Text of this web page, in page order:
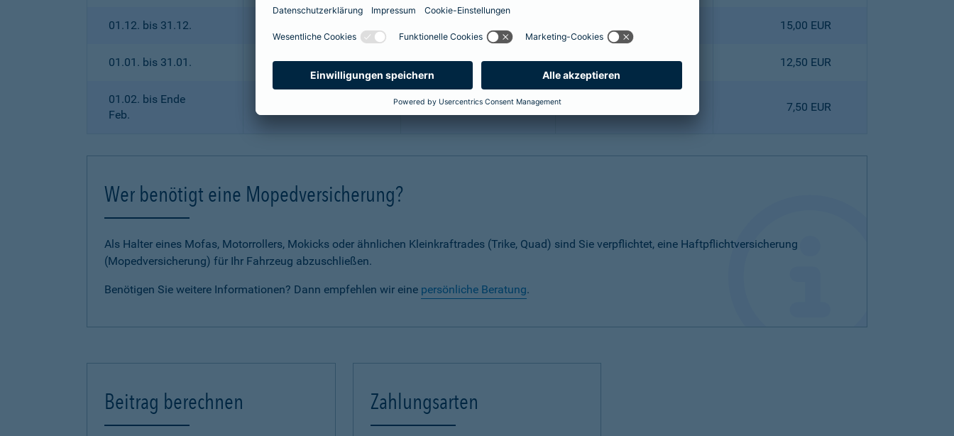
01.12. bis 31.12. 15,00 EUR
01.01. bis 31.01. 21,45 EUR 14,85 EUR 18,10 EUR 12,50 EUR
01.02. bis Ende
Feb.
8,91 EUR 7,50 EUR
Wer benötigt eine Mopedversicherung?
Als Halter eines Mofas, Motorrollers, Mokicks oder ähnlichen Kleinkraftrades (Trike, Quad) sind Sie verpflichtet, eine Haftpflichtversicherung
(Mopedversicherung) für Ihr Fahrzeug abzuschließen.
Benötigen Sie weitere Informationen? Dann empfehlen wir eine persönliche Beratung.
Beitrag berechnen Zahlungsarten